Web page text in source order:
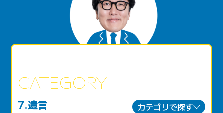
CATEGORY
7.遺言 カテゴリで探す